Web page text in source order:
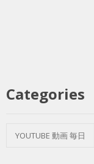
Categories
YOUTUBE 動画 毎日